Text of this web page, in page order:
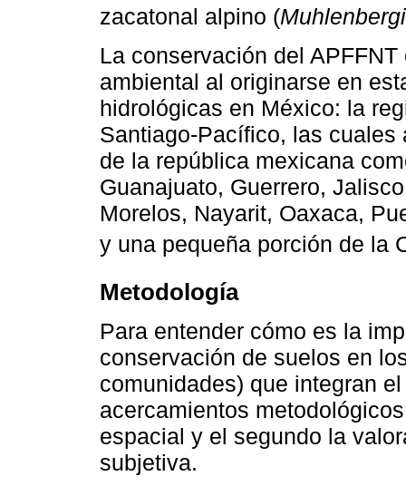
zacatonal alpino (
La conservación del
ambiental al originarse en
hidrológicas en México: la
Santiago-Pacífico, las
de la república mexicana
Guanajuato, Guerrero,
Morelos, Nayarit, Oaxaca,
y una pequeña porción de la
Metodología
Para entender cómo es la
conservación de suelos en
comunidades) que integran
acercamientos
espacial y el segundo la
subjetiva.